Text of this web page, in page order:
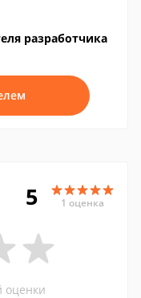
разработчика
5 1 оценка
оценки